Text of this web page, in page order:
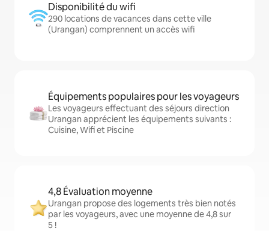
Disponibilité du wifi
290 locations de vacances dans cette ville
(Urangan) comprennent un accès wifi
Équipements populaires pour les voyageurs
Les voyageurs effectuant des séjours direction
Urangan apprécient les équipements suivants :
Cuisine, Wifi et Piscine
4,8 Évaluation moyenne
Urangan propose des logements très bien notés
par les voyageurs, avec une moyenne de 4,8 sur
5 !